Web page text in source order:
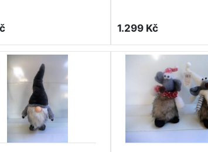
1.299 Kč